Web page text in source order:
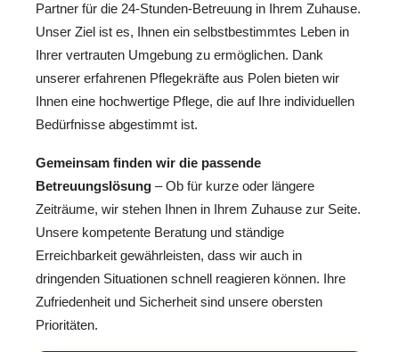
Partner für die 24-Stunden-Betreuung in Ihrem Zuhause.
Unser Ziel ist es, Ihnen ein selbstbestimmtes Leben in
Ihrer vertrauten Umgebung zu ermöglichen. Dank
unserer erfahrenen Pflegekräfte aus Polen bieten wir
Ihnen eine hochwertige Pflege, die auf Ihre individuellen
Bedürfnisse abgestimmt ist.
Gemeinsam finden wir die passende
Betreuungslösung – Ob für kurze oder längere
Zeiträume, wir stehen Ihnen in Ihrem Zuhause zur Seite.
Unsere kompetente Beratung und ständige
Erreichbarkeit gewährleisten, dass wir auch in
dringenden Situationen schnell reagieren können. Ihre
Zufriedenheit und Sicherheit sind unsere obersten
Prioritäten.